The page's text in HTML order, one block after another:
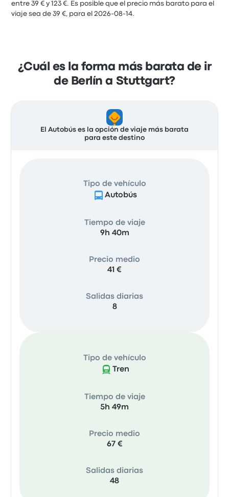
entre 39 € y 123 €. Es posible que el precio más barato para el
viaje sea de 39 €, para el 2026-08-14.
¿Cuál es la forma más barata de ir
de Berlín a Stuttgart?
El Autobús es la opción de viaje más barata
para este destino
Tipo de vehículo
Autobús
Tiempo de viaje
9h 40m
Precio medio
41 €
Salidas diarias
8
Tipo de vehículo
Tren
Tiempo de viaje
5h 49m
Precio medio
67 €
Salidas diarias
48